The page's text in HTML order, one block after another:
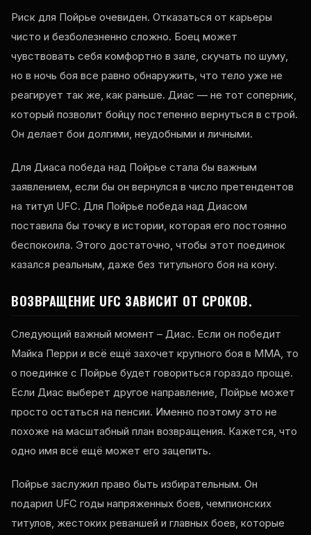
Риск для Пойрье очевиден. Отказаться от карьеры
чисто и безболезненно сложно. Боец может
чувствовать себя комфортно в зале, скучать по шуму,
но в ночь боя все равно обнаружить, что тело уже не
реагирует так же, как раньше. Диас — не тот соперник,
который позволит бойцу постепенно вернуться в строй.
Он делает бои долгими, неудобными и личными.
Для Диаса победа над Пойрье стала бы важным
заявлением, если бы он вернулся в число претендентов
на титул UFC. Для Пойрье победа над Диасом
поставила бы точку в истории, которая его постоянно
беспокоила. Этого достаточно, чтобы этот поединок
казался реальным, даже без титульного боя на кону.
ВОЗВРАЩЕНИЕ UFC ЗАВИСИТ ОТ СРОКОВ.
Следующий важный момент – Диас. Если он победит
Майка Перри и всё ещё захочет крупного боя в ММА, то
о поединке с Пойрье будет говориться гораздо проще.
Если Диас выберет другое направление, Пойрье может
просто остаться на пенсии. Именно поэтому это не
похоже на масштабный план возвращения. Кажется, что
одно имя всё ещё может его зацепить.
Пойрье заслужил право быть избирательным. Он
подарил UFC годы напряженных боев, чемпионских
титулов, жестоких реваншей и главных боев, которые